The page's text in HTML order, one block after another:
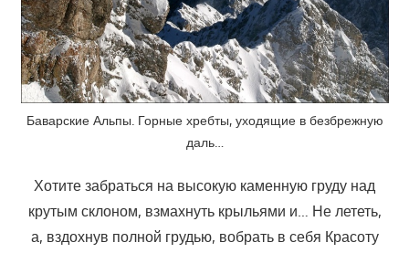
Баварские Альпы. Горные хребты, уходящие в безбрежную
даль…
Хотите забраться на высокую каменную груду над
крутым склоном, взмахнуть крыльями и… Не лететь,
а, вздохнув полной грудью, вобрать в себя Красоту